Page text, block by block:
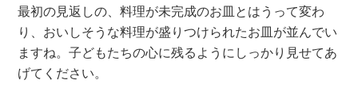
最初の見返しの、料理が未完成のお皿とはうって変わ
り、おいしそうな料理が盛りつけられたお皿が並んでい
ますね。子どもたちの心に残るようにしっかり見せてあ
げてください。